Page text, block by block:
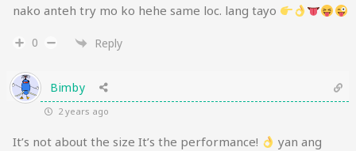
nako anteh try mo ko hehe same loc. lang tayo
0 Reply
Bimby
2 years ago
It’s not about the size It’s the performance!
yan ang